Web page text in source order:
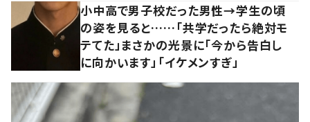
小中高で男子校だった男性→学生の頃
の姿を見ると……「共学だったら絶対モ
テてた」まさかの光景に「今から告白し
に向かいます」「イケメンすぎ」